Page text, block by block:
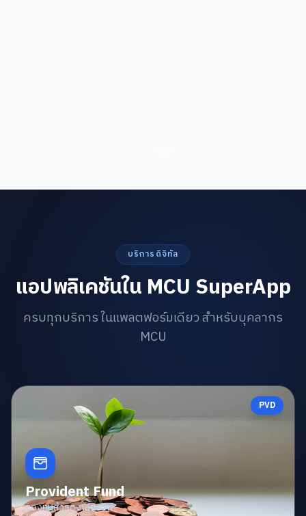
บริการดิจิทัล
แอปพลิเคชันใน MCU SuperApp
ครบทุกบริการ ในแพลตฟอร์มเดียว สำหรับบุคลากร
MCU
PVD
Provident Fund
กองทุนสำรองเลี้ยงชีพ